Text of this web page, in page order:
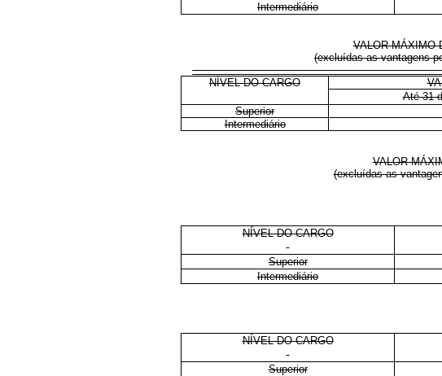
Intermediário
VALOR MÁXIMO
(excluídas as vantagens
NÍVEL DO CARGO
Até 31
Superior
Intermediário
VALOR
(excluídas as
NÍVEL DO CARGO
Superior
Intermediário
NÍVEL DO CARGO
Superior